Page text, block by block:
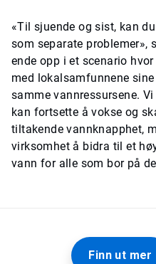
«Til sjuende og sist, kan
som separate problemer»,
ende opp i et scenario
med lokalsamfunnene
samme vannressursene.
kan fortsette å vokse og
tiltakende vannknapphet,
virksomhet å bidra til et
vann for alle som bor på
Finn ut mer